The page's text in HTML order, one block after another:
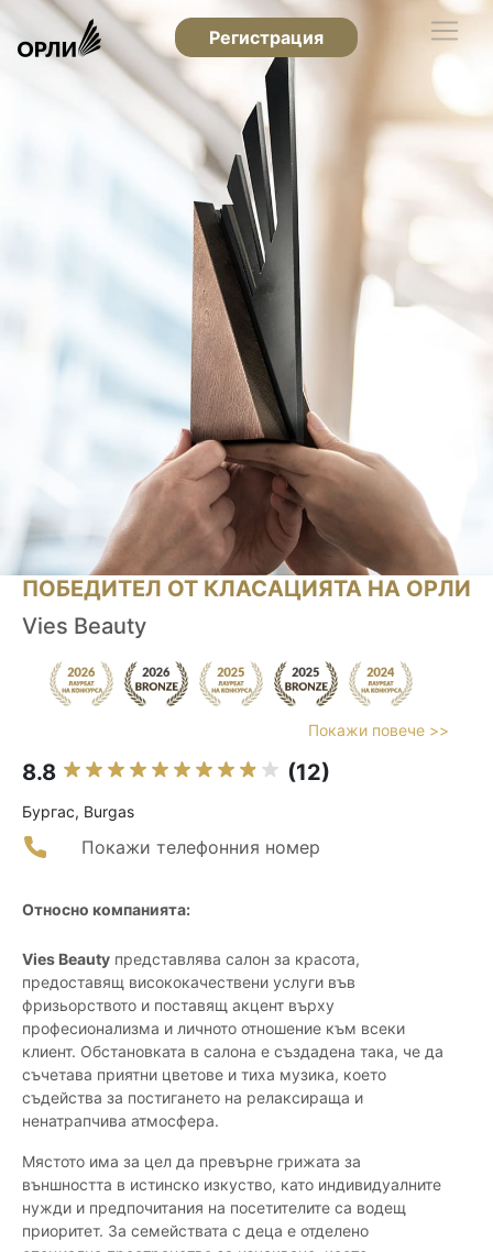
Регистрация
ПОБЕДИТЕЛ ОТ КЛАСАЦИЯТА НА ОРЛИ
Vies Beauty
Покажи повече >>
8.8 (12)
Бургас, Burgas
Покажи телефонния номер
Относно компанията:
Vies Beauty представлява салон за красота,
предоставящ висококачествени услуги във
фризьорството и поставящ акцент върху
професионализма и личното отношение към всеки
клиент. Обстановката в салона е създадена така, че да
съчетава приятни цветове и тиха музика, което
съдейства за постигането на релаксираща и
ненатрапчива атмосфера.
Мястото има за цел да превърне грижата за
външността в истинско изкуство, като индивидуалните
нужди и предпочитания на посетителите са водещ
приоритет. За семействата с деца е отделено